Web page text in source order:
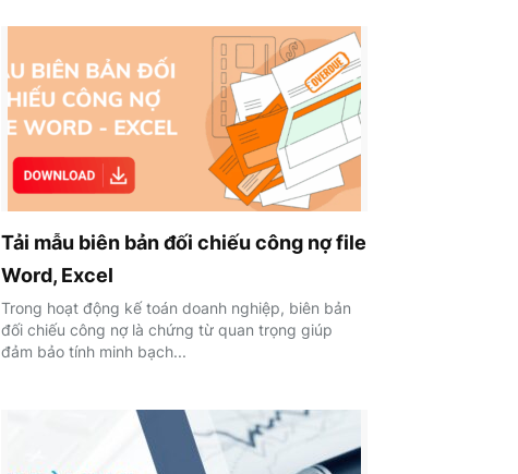
Tải mẫu biên bản đối chiếu công nợ file
Word, Excel
Trong hoạt động kế toán doanh nghiệp, biên bản
đối chiếu công nợ là chứng từ quan trọng giúp
đảm bảo tính minh bạch...